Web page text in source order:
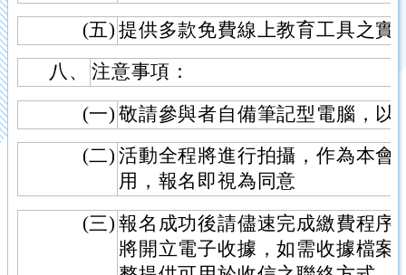
(五) 提供多款免費線上教育工具之
八、
注意事項：
(一) 敬請參與者自備筆記型電腦，以
(二) 活動全程將進行拍攝，作為本會
用，報名即視為同意
(三) 報名成功後請儘速完成繳費程序
將開立電子收據，如需收據檔案